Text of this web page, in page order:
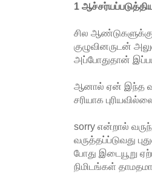
1
சில
குழுவினருடன்
அப்போதுதான்
ஆனால் ஏன் இந்த
சரியாக
sorry என்றால்
வருத்தப்ப்டுவது
போது இடையூறு
நிமிடங்கள்